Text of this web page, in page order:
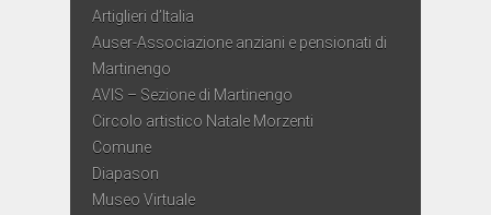
Artiglieri d’Italia
Auser-Associazione anziani e pensionati di
Martinengo
AVIS – Sezione di Martinengo
Circolo artistico Natale Morzenti
Comune
Diapason
Museo Virtuale